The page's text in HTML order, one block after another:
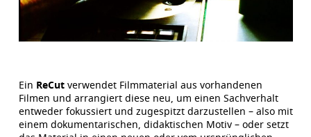
Ein ReCutverwendet Filmmaterial aus vorhandenen
Filmen und arrangiert diese neu, um einen Sachverhalt
entweder fokussiert und zugespitzt darzustellen – also mit
einem dokumentarischen, didaktischen Motiv – oder setzt